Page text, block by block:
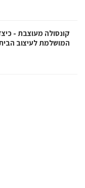
קונסולה מעוצבת -
המושלמת לעיצוב הבית